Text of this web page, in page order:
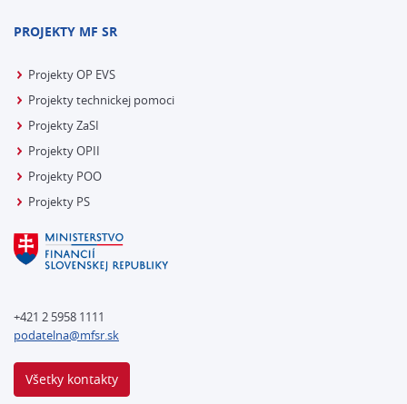
PROJEKTY MF SR
Projekty OP EVS
Projekty technickej pomoci
Projekty ZaSI
Projekty OPII
Projekty POO
Projekty PS
+421 2 5958 1111
podatelna@mfsr.sk
Všetky kontakty